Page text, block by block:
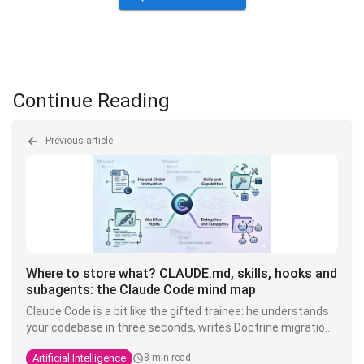
Continue Reading
Previous article
Where to store what? CLAUDE.md, skills, hooks and
subagents: the Claude Code mind map
Claude Code is a bit like the gifted trainee: he understands
your codebase in three seconds, writes Doctrine migrations
ten times that here we writeTEXT
Artificial Intelligence 8 min read